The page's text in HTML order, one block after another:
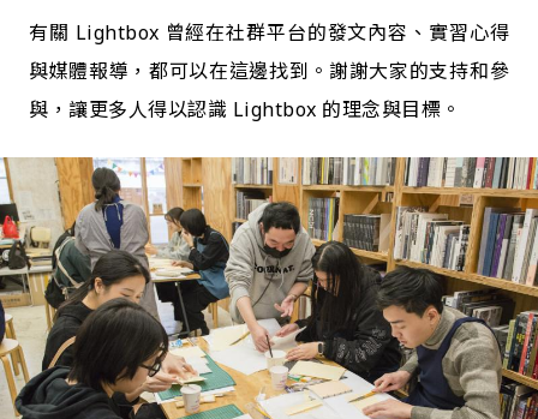
有關 Lightbox 曾經在社群平台的發文內容、實習心得
與媒體報導，都可以在這邊找到。謝謝大家的支持和參
與，讓更多人得以認識 Lightbox 的理念與目標。